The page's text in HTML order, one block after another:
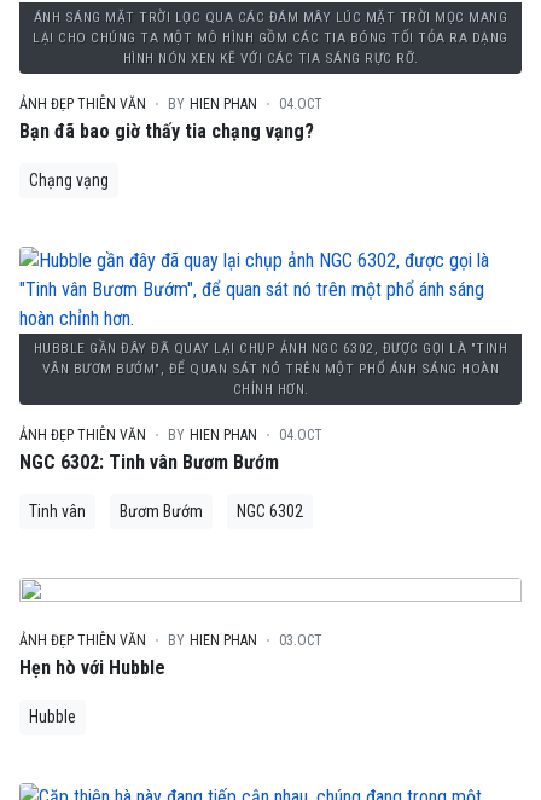
ÁNH SÁNG MẶT TRỜI LỌC QUA CÁC ĐÁM MÂY LÚC MẶT TRỜI MỌC MANG
LẠI CHO CHÚNG TA MỘT MÔ HÌNH GỒM CÁC TIA BÓNG TỐI TỎA RA DẠNG
HÌNH NÓN XEN KẼ VỚI CÁC TIA SÁNG RỰC RỠ.
ẢNH ĐẸP THIÊN VĂN BY HIEN PHAN 04.OCT
Bạn đã bao giờ thấy tia chạng vạng?
Chạng vạng
HUBBLE GẦN ĐÂY ĐÃ QUAY LẠI CHỤP ẢNH NGC 6302, ĐƯỢC GỌI LÀ "TINH
VÂN BƯƠM BƯỚM", ĐỂ QUAN SÁT NÓ TRÊN MỘT PHỔ ÁNH SÁNG HOÀN
CHỈNH HƠN.
ẢNH ĐẸP THIÊN VĂN BY HIEN PHAN 04.OCT
NGC 6302: Tinh vân Bươm Bướm
Tinh vân Bươm Bướm NGC 6302
ẢNH ĐẸP THIÊN VĂN BY HIEN PHAN 03.OCT
Hẹn hò với Hubble
Hubble